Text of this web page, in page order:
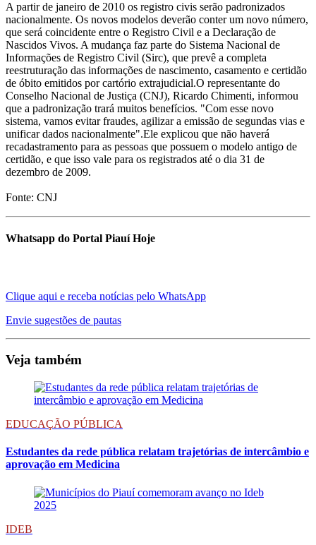
A partir de janeiro de 2010 os registro civis serão padronizados
nacionalmente. Os novos modelos deverão conter um novo número,
que será coincidente entre o Registro Civil e a Declaração de
Nascidos Vivos. A mudança faz parte do Sistema Nacional de
Informações de Registro Civil (Sirc), que prevê a completa
reestruturação das informações de nascimento, casamento e certidão
de óbito emitidos por cartório extrajudicial.O representante do
Conselho Nacional de Justiça (CNJ), Ricardo Chimenti, informou
que a padronização trará muitos benefícios. "Com esse novo
sistema, vamos evitar fraudes, agilizar a emissão de segundas vias e
unificar dados nacionalmente".Ele explicou que não haverá
recadastramento para as pessoas que possuem o modelo antigo de
certidão, e que isso vale para os registrados até o dia 31 de
dezembro de 2009.
Fonte: CNJ
Whatsapp do Portal Piauí Hoje
Clique aqui e receba notícias pelo WhatsApp
Envie sugestões de pautas
Veja também
EDUCAÇÃO PÚBLICA
Estudantes da rede pública relatam trajetórias de intercâmbio e
aprovação em Medicina
IDEB